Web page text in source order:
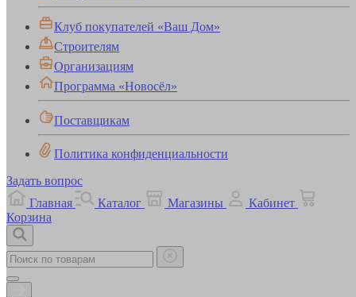
Клуб покупателей «Ваш Дом»
Строителям
Организациям
Программа «Новосёл»
Поставщикам
Политика конфиденциальности
Задать вопрос
Главная
Каталог Магазины
Кабинет
Корзина